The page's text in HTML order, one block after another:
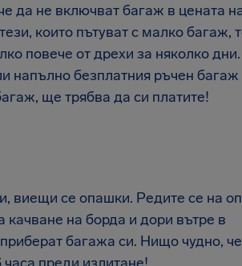
да не включват багаж в цената
които пътуват с малко багаж,
повече от дрехи за няколко
напълно безплатния ръчен багаж
ще трябва да си платите!
виещи се опашки. Редите се на
качване на борда и дори вътре в
багажа си. Нищо чудно,